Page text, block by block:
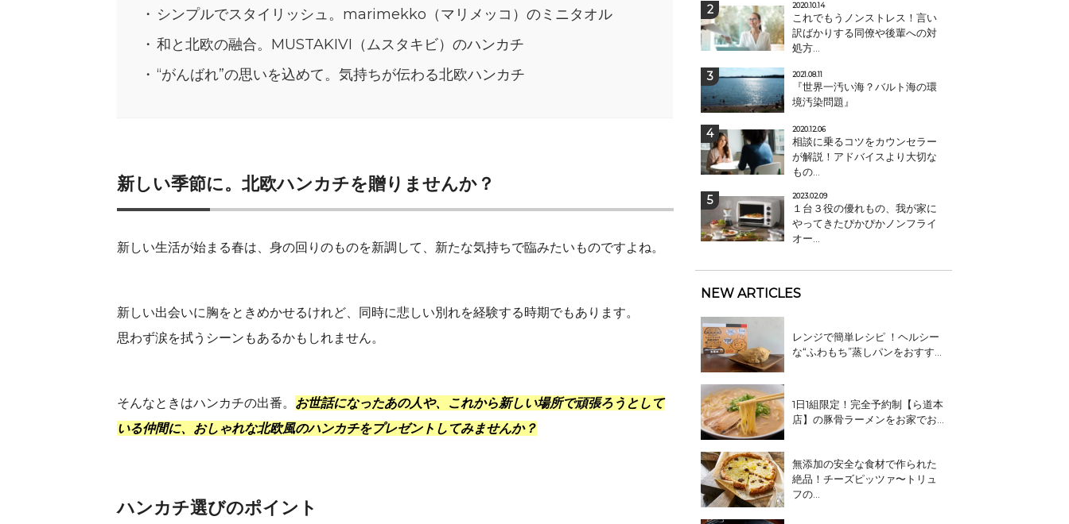
シンプルでスタイリッシュ。marimekko（マリメッコ）のミニタオル
和と北欧の融合。MUSTAKIVI（ムスタキビ）のハンカチ
“がんばれ”の思いを込めて。気持ちが伝わる北欧ハンカチ
新しい季節に。北欧ハンカチを贈りませんか？
新しい生活が始まる春は、身の回りのものを新調して、新たな気持ちで臨みたいものですよね。
新しい出会いに胸をときめかせるけれど、同時に悲しい別れを経験する時期でもあります。
思わず涙を拭うシーンもあるかもしれません。
そんなときはハンカチの出番。 お世話になったあの人や、これから新しい場所で頑張ろうとして
いる仲間に、おしゃれな北欧風のハンカチをプレゼントしてみませんか？
ハンカチ選びのポイント
2020.10.14
これでもうノンストレス！言い
訳ばかりする同僚や後輩への対
処方...
2021.08.11
『世界一汚い海？バルト海の環
境汚染問題』
2020.12.06
相談に乗るコツをカウンセラー
が解説！アドバイスより大切な
もの...
2023.02.09
１台３役の優れもの、我が家に
やってきたぴかぴかノンフライ
オー...
NEW ARTICLES
レンジで簡単レシピ ！ヘルシー
な“ふわもち”蒸しパンをおすす...
1日1組限定！完全予約制【ら道本
店】の豚骨ラーメンをお家でお...
無添加の安全な食材で作られた
絶品！チーズピッツァ〜トリュ
フの...